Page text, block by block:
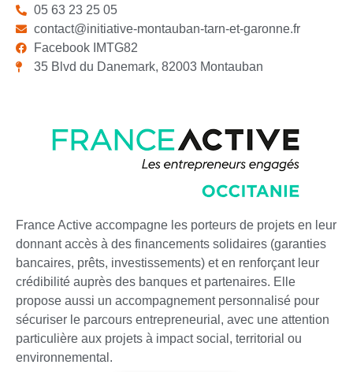
05 63 23 25 05
contact@initiative-montauban-tarn-et-garonne.fr
Facebook IMTG82
35 Blvd du Danemark, 82003 Montauban
France Active accompagne les porteurs de projets en leur
donnant accès à des financements solidaires (garanties
bancaires, prêts, investissements) et en renforçant leur
crédibilité auprès des banques et partenaires. Elle
propose aussi un accompagnement personnalisé pour
sécuriser le parcours entrepreneurial, avec une attention
particulière aux projets à impact social, territorial ou
environnemental.